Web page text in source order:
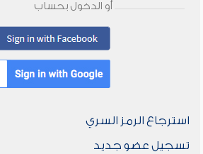
أو الدخول بحساب
استرجاع الرمز السري
تسجيل عضو جديد